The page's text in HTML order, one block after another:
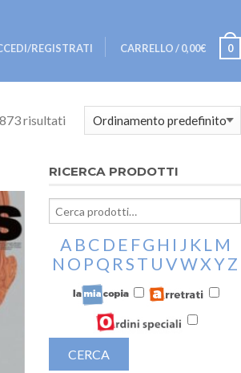
REGISTRATI CARRELLO/0,00€ 0
risultati
RICERCA PRODOTTI
A BC D E FG H I J K L M
N O PQ RST UVWXYZ